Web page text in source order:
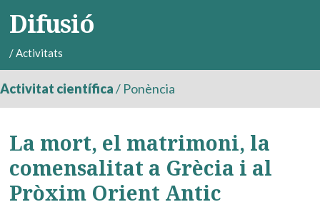
Difusió
/Activitats
Activitat científica/ Ponència
La mort, el matrimoni, la
comensalitat a Grècia i al
Pròxim Orient Antic